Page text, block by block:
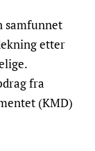
samfunnet
etter
fra
(KMD)